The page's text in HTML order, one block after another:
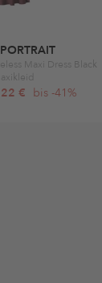
Maxi Dress Black
€ bis -41%